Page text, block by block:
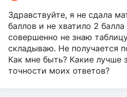
Здравствуйте, я не сдала
баллов и не хватило 2
совершенно не знаю
складываю. Не получается
Как мне быть? Какие лучше
точности моих ответов?